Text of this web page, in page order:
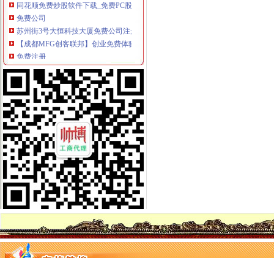
免费公司
苏州街3号大恒科技大厦免费公司注册【今日推荐网-北京工商/税务/财
【成都MFG创客联邦】创业免费体验季/免费公司注册
免费注册
0元免费注册公司,代理记账99元起。-南宁58同城
免费注册有体验金_免费注册有体验金-华股财经
免费注册公司流程
上海注册一家公司,注册公司的流程及费用都有哪些?-知乎
上海园区注册公司_奉贤注册公司_上海免费公司注册_合资公司注册流
0元注册公司流程
【南通教育公司注册_科技教育公司注册_教育公司注册流程】-南通赶
【图】公司0元注册,代理记账_六安工商注册_六安列表网
一元注册公司流程
【图】在成都注册一家公司需要的流程和费用有哪些？_成都工商注册_
温州启动注册资本登记制度改革一元钱也能办公司-浙商动态-浙商频道-
一元公司
浦口区工商局核发全区张一元公司营业执照
【章节】斗鱼之级乌鸦嘴第二十一章一元公司总部的那点儿破事儿
1元注册公司
1元注册公司！做账每月只需149元！【今日推荐网-广州工商/税务/财务